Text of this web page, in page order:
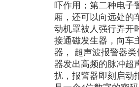
吓作用；第二种电子
厢，还可以向远处的
动机罩被人强行弄开
接通磁发生器，向车
器， 超声波报警器
器发出高频的脉冲超
扰，报警器即刻启动